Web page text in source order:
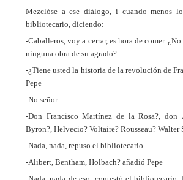
Mezclóse a ese diálogo, i cuando menos
bibliotecario, diciendo:
-Caballeros, voy a cerrar, es hora de comer.
ninguna obra de su agrado?
-¿Tiene usted la historia de la revolución de
Pepe
-No señor.
-Don Francisco Martínez de la Rosa?, don
Byron?, Helvecio? Voltaire? Rousseau?
-Nada, nada, repuso el bibliotecario
-Alibert, Bentham, Holbach? añadió Pepe